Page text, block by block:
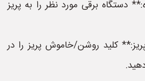
دستگاه برقی مورد نظر را به پریز
کلید روشن/خاموش پریز را در